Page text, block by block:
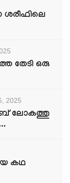
ശരീഫിലെ
തേടി ഒരു
2025
ലോകത്തു
കഥ